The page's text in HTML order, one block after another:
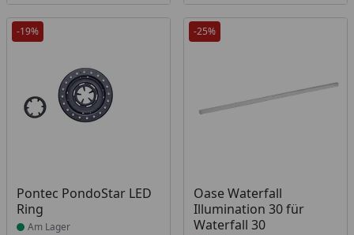
-19%
Pontec PondoStar LED
Ring
Produkt am Lager
Am Lager
-25%
Oase Waterfall
Illumination 30 für
Waterfall 30
Produkt am Lager